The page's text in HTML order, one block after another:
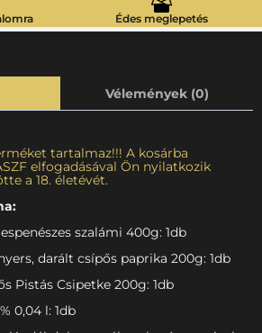
Édes meglepetés
Vélemények (0)
tartalmaz!!! A kosárba
elfogadásával Ön nyilatkozik
a 18. életévét.
szalámi 400g: 1db
darált csípős paprika 200g: 1db
Pistás Csipetke 200g: 1db
0,04 l: 1db